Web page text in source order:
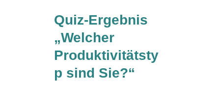
Quiz-Ergebnis
„Welcher
Produktivitätsty
p sind Sie?“